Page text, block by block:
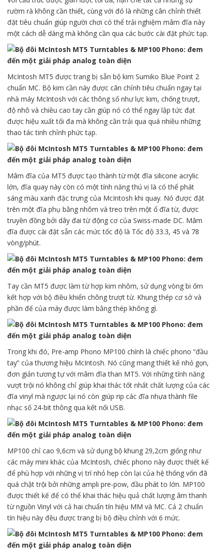
rườm rà không cần thiết, cùng với đó là những cân chỉnh thiết
đặt tiêu chuẩn giúp người chơi có thể trải nghiệm mâm đĩa này
một cách dễ dàng mà không cần qua các bước cài đặt phức tạp.
McIntosh MT5 được trang bị sẵn bộ kim Sumiko Blue Point 2
chuẩn MC. Bộ kim cần này được cân chỉnh tiêu chuẩn ngay tại
nhà máy McIntosh với các thông số như lực kim, chống trượt,
độ nhô và chiều cao tay cần giúp nó có thể ngay lập tức đạt
được hiệu xuất tối đa mà không cần trải qua quá nhiều những
thao tác tinh chỉnh phức tạp.
Mâm đĩa của MT5 được tạo thành từ một đĩa silicone acrylic
lớn, đĩa quay này còn có một tính năng thú vị là có thể phát
sáng màu xanh đặc trưng của McIntosh khi quay. Nó được đặt
trên một đĩa phụ bằng nhôm và treo trên một ổ đĩa từ, được
truyền đồng bởi dây đai từ động cơ của Swiss-made DC. Mâm
đĩa được cài đặt sẵn các mức tốc độ là Tốc độ 33.3, 45 và 78
vòng/phút.
Tay cần MT5 được làm từ hợp kim nhôm, sử dụng vòng bi ốm
kết hợp với bộ điều khiển chông trượt từ. Khung thép cơ sở và
phần đế của máy được làm bằng thép không gì.
Trong khi đó, Pre-amp Phono MP100 chính là chiếc phono “đầu
tay” của thương hiệu McIntosh. Nó cũng mang thiết kế nhỏ gọn,
đơn giản tương tự với mâm đĩa than MT5. Với những tính năng
vượt trội nó không chỉ giúp khai thác tốt nhất chất lượng của các
đĩa vinyl mà ngược lại nó còn giúp rip các đĩa nhựa thành file
nhạc số 24-bit thông qua kết nối USB.
MP100 chỉ cao 9,6cm và sử dụng bộ khung 29,2cm giống như
các máy mini khác của McIntosh, chiếc phono này được thiết kế
để phù hợp với những vị trí nhỏ hẹp còn lại của hệ thống vốn đã
quá chật trội bởi những ampli pre-pow, đầu phát to lớn. MP100
được thiết kế để có thể khai thác hiệu quả chất lượng âm thanh
từ nguồn Vinyl với cả hai chuẩn tín hiệu MM và MC. Cả 2 chuẩn
tín hiệu này đều được trang bị bộ điều chỉnh với 6 mức.